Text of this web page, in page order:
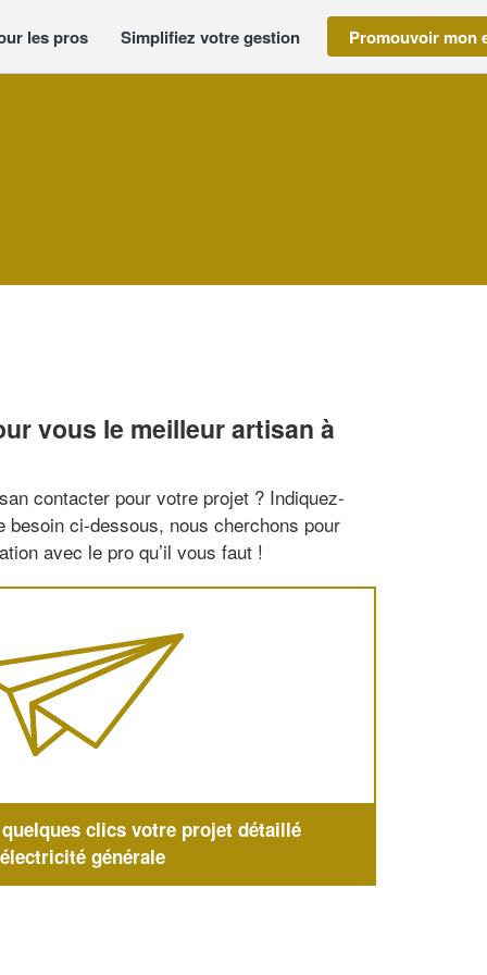
les pros Simplifiez votre gestion Promouvoir mon
vous le meilleur artisan à
contacter pour votre projet ? Indiquez-
besoin ci-dessous, nous cherchons pour
avec le pro qu’il vous faut !
clics votre projet détaillé
générale